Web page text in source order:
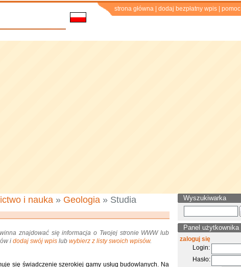
strona główna dodaj bezpłatny wpis pomoc
i nauka » Geologia » Studia
znajdować się informacja o Twojej stronie WWW lub
i dodaj swój wpis lub wybierz z listy swoich wpisów.
się świadczenie szerokiej gamy usług budowlanych. Na
Wyszukiwarka
Panel użytkownika
zaloguj się
Login:
Hasło: